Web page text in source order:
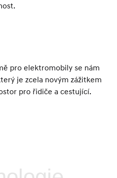
pro elektromobily se nám
je zcela novým zážitkem
pro řidiče a cestující.